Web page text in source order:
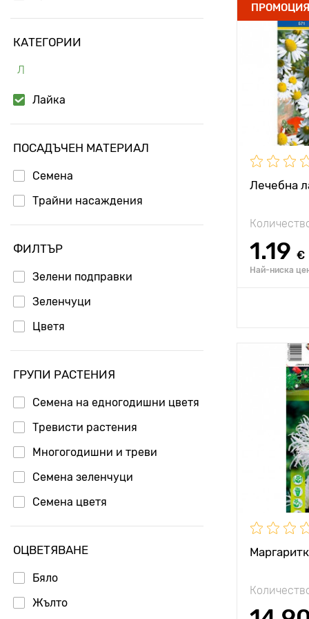
КАТЕГОРИИ
Л
Лайка
ПОСАДЪЧЕН МАТЕРИАЛ
Семена
Трайни насаждения
ФИЛТЪР
Зелени подправки
Зеленчуци
Цветя
ГРУПИ РАСТЕНИЯ
Семена на едногодишни цветя
Тревисти растения
Многогодишни и треви
Семена зеленчуци
Семена цветя
ОЦВЕТЯВАНЕ
Бяло
Жълто
ПРОМОЦИЯ
Лечебна
1.19 €
Най-ниска
Специални
Височина
растението
растенията
Специални
Височина
растението
растенията
замръзване
Дълбочина
засаждане